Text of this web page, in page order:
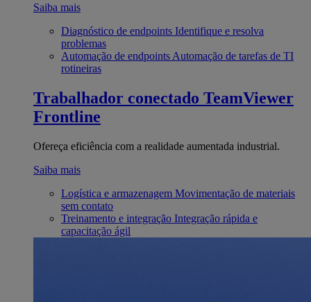
Saiba mais
Diagnóstico de endpoints Identifique e resolva
problemas
Automação de endpoints Automação de tarefas de TI
rotineiras
Trabalhador conectado TeamViewer
Frontline
Ofereça eficiência com a realidade aumentada industrial.
Saiba mais
Logística e armazenagem Movimentação de materiais
sem contato
Treinamento e integração Integração rápida e
capacitação ágil